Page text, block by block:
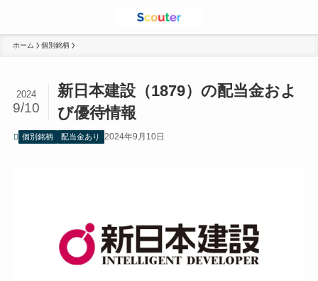
ホーム 個別銘柄
新日本建設（1879）の配当金およ
び優待情報
2024
9/10
個別銘柄 配当金あり 2024年9月10日